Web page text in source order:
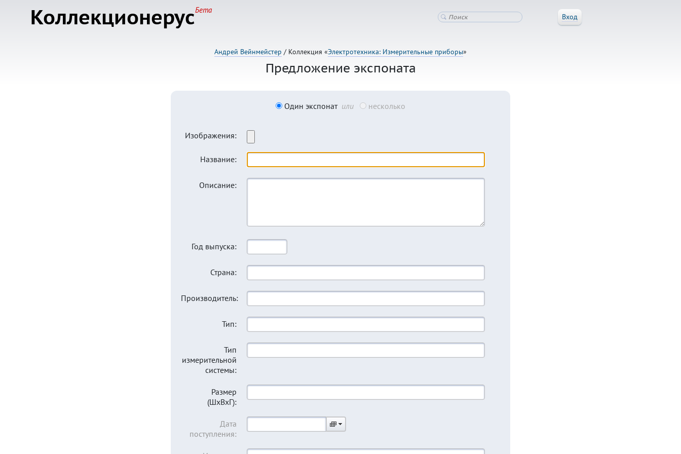
КоллекционерусБета
Вход
Андрей Вейнмейстер / Коллекция «Электротехника: Измерительные приборы»
Предложение экспоната
Один экспонат или несколько
Изображения:
Название:
Описание:
Год выпуска:
Страна:
Производитель:
Тип:
Тип
измерительной
системы:
Размер
(ШхВхГ):
Дата
поступления: